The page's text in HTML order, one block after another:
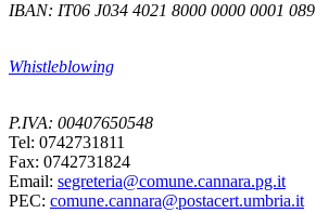
IBAN: IT06 J034 4021 8000 0000 0001 089
Whistleblowing
P.IVA: 00407650548
Tel: 0742731811
Fax: 0742731824
Email: segreteria@comune.cannara.pg.it
PEC: comune.cannara@postacert.umbria.it